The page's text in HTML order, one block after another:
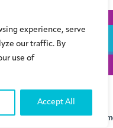
experience, serve
our traffic. By
use of
Accept All
Designed & Developed by